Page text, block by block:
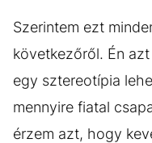
Szerintem ezt
következőről. Én
egy sztereotípia
mennyire fiatal
érzem azt, hogy